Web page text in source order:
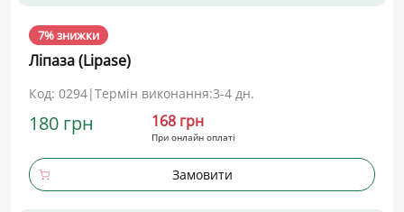
7% знижки
Ліпаза (Lipase)
Код: 0294|Термін виконання:3-4 дн.
180 грн 168 грн
При онлайн оплаті
Замовити